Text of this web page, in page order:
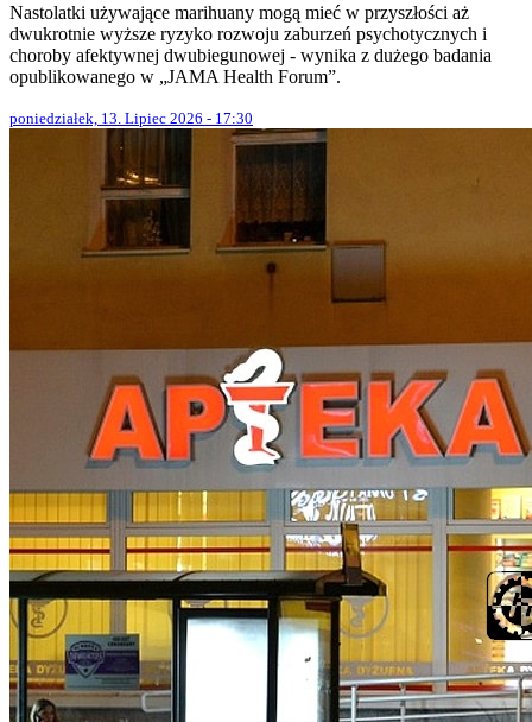
Nastolatki używające marihuany mogą mieć w przyszłości aż
dwukrotnie wyższe ryzyko rozwoju zaburzeń psychotycznych i
choroby afektywnej dwubiegunowej - wynika z dużego badania
opublikowanego w „JAMA Health Forum”.
poniedziałek, 13. Lipiec 2026 - 17:30